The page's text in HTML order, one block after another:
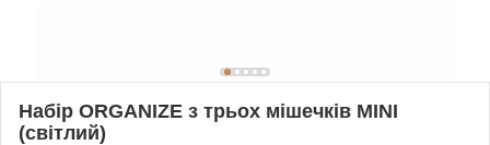
Набір ORGANIZE з трьох мішечків MINI
(світлий)